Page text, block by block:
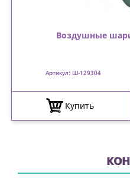
Воздушные
Артикул: Ш-129304
Купить